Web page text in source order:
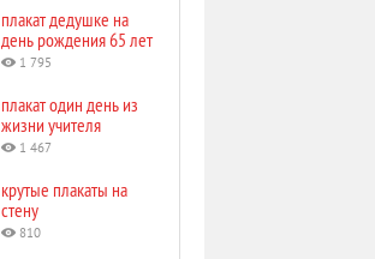
плакат дедушке на
день рождения 65 лет
1 795
плакат один день из
жизни учителя
1 467
крутые плакаты на
стену
810